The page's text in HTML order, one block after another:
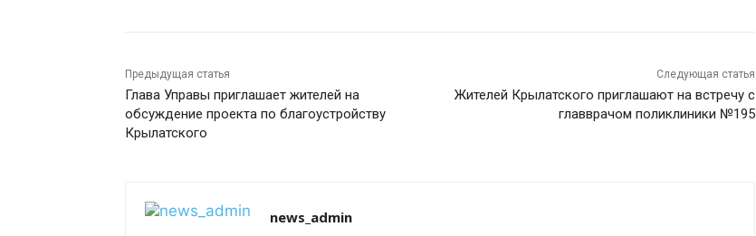
Предыдущая статья
Глава Управы приглашает жителей на
обсуждение проекта по благоустройству
Крылатского
Следующая статья
Жителей Крылатского приглашают на встречу с
главврачом поликлиники №195
news_admin